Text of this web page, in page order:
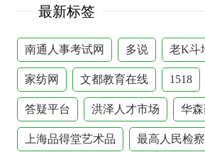
最新标签
南通人事考试网 多说 老K斗
家纺网 文都教育在线 1518
答疑平台 洪泽人才市场 华
上海品得堂艺术品 最高人民检